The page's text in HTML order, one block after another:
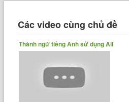
Các video cùng chủ đề
Thành ngữ tiếng Anh sử dụng All